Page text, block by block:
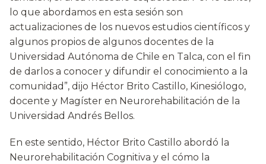
lo que abordamos en esta sesión son
actualizaciones de los nuevos estudios científicos y
algunos propios de algunos docentes de la
Universidad Autónoma de Chile en Talca, con el fin
de darlos a conocer y difundir el conocimiento a la
comunidad”, dijo Héctor Brito Castillo, Kinesiólogo,
docente y Magíster en Neurorehabilitación de la
Universidad Andrés Bellos.
En este sentido, Héctor Brito Castillo abordó la
Neurorehabilitación Cognitiva y el cómo la